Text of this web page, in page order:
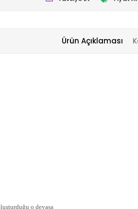
Ürün Açıklaması
o devasa